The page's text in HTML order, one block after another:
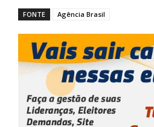
FONTE Agência Brasil